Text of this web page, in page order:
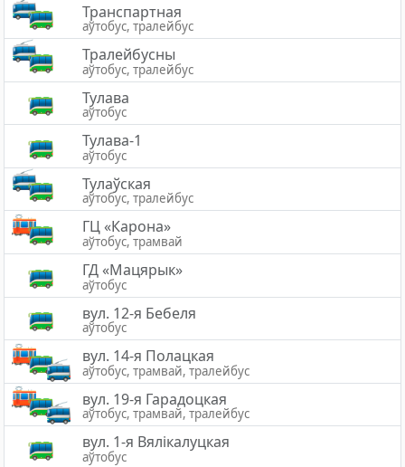
Транспартная
аўтобус, тралейбус
Тралейбусны
аўтобус, тралейбус
Тулава
аўтобус
Тулава-1
аўтобус
Тулаўская
аўтобус, тралейбус
ГЦ «Карона»
аўтобус, трамвай
ГД «Мацярык»
аўтобус
вул. 12-я Бебеля
аўтобус
вул. 14-я Полацкая
аўтобус, трамвай, тралейбус
вул. 19-я Гарадоцкая
аўтобус, трамвай, тралейбус
вул. 1-я Вялікалуцкая
аўтобус